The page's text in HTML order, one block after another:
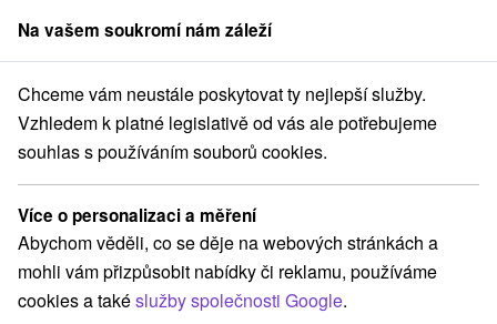
člen skupinySorger
Domalenka TOPKA - SORGER EXCLUSIVE: Piešťanský relax ve
Domalenka TOPKA - SORGER
EXCLUSIVE: Piešťanský relax ve
Wellness hotelu Park
Hotel Park ★ ★ Piešťany Piešťany
Na vašem soukromí nám záleží
Chceme vám neustále poskytovat ty nejlepší služby.
Vzhledem k platné legislativě od vás ale potřebujeme
souhlas s používáním souborů cookies.
Více o personalizaci a měření
Abychom věděli, co se děje na webových stránkách a
mohli vám přizpůsobit nabídky či reklamu, používáme
cookies a takéslužby společnosti Google.